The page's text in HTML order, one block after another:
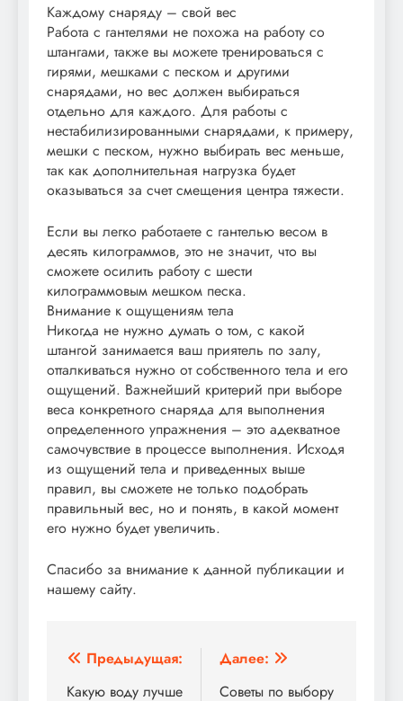
Каждому снаряду – свой вес
Работа с гантелями не похожа на работу со
штангами, также вы можете тренироваться с
гирями, мешками с песком и другими
снарядами, но вес должен выбираться
отдельно для каждого. Для работы с
нестабилизированными снарядами, к примеру,
мешки с песком, нужно выбирать вес меньше,
так как дополнительная нагрузка будет
оказываться за счет смещения центра тяжести.
Если вы легко работаете с гантелью весом в
десять килограммов, это не значит, что вы
сможете осилить работу с шести
килограммовым мешком песка.
Внимание к ощущениям тела
Никогда не нужно думать о том, с какой
штангой занимается ваш приятель по залу,
отталкиваться нужно от собственного тела и его
ощущений. Важнейший критерий при выборе
веса конкретного снаряда для выполнения
определенного упражнения – это адекватное
самочувствие в процессе выполнения. Исходя
из ощущений тела и приведенных выше
правил, вы сможете не только подобрать
правильный вес, но и понять, в какой момент
его нужно будет увеличить.
Спасибо за внимание к данной публикации и
нашему сайту.
Навигация
Предыдущая:
Какую воду лучше
Далее:
Советы по выбору